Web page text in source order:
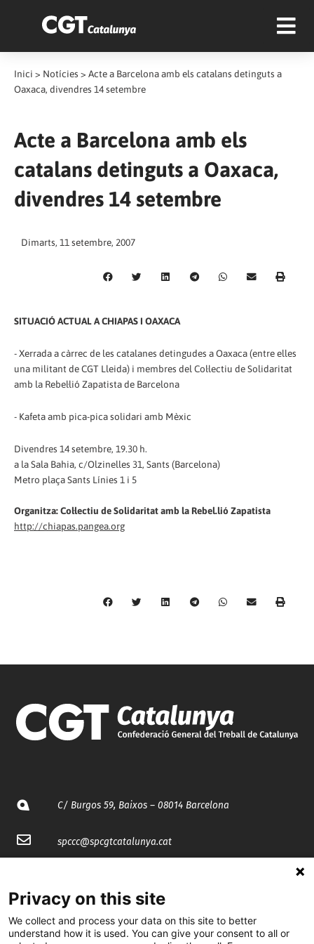
Inici > Notícies > Acte a Barcelona amb els catalans detinguts a
Oaxaca, divendres 14 setembre
Acte a Barcelona amb els
catalans detinguts a Oaxaca,
divendres 14 setembre
Dimarts, 11 setembre, 2007
SITUACIÓ ACTUAL A CHIAPAS I OAXACA
- Xerrada a càrrec de les catalanes detingudes a Oaxaca (entre elles
una militant de CGT Lleida) i membres del Col·lectiu de Solidaritat
amb la Rebel·lió Zapatista de Barcelona
- Kafeta amb pica-pica solidari amb Mèxic
Divendres 14 setembre, 19.30 h.
a la Sala Bahia, c/Olzinelles 31, Sants (Barcelona)
Metro plaça Sants Línies 1 i 5
Organitza: Col·lectiu de Solidaritat amb la Rebel.lió Zapatista
http://chiapas.pangea.org
C/ Burgos 59, Baixos – 08014 Barcelona
spccc@spcgtcatalunya.cat
@CGTCatalunya
Privacy on this site
We collect and process your data on this site to better
understand how it is used. You can give your consent to all or